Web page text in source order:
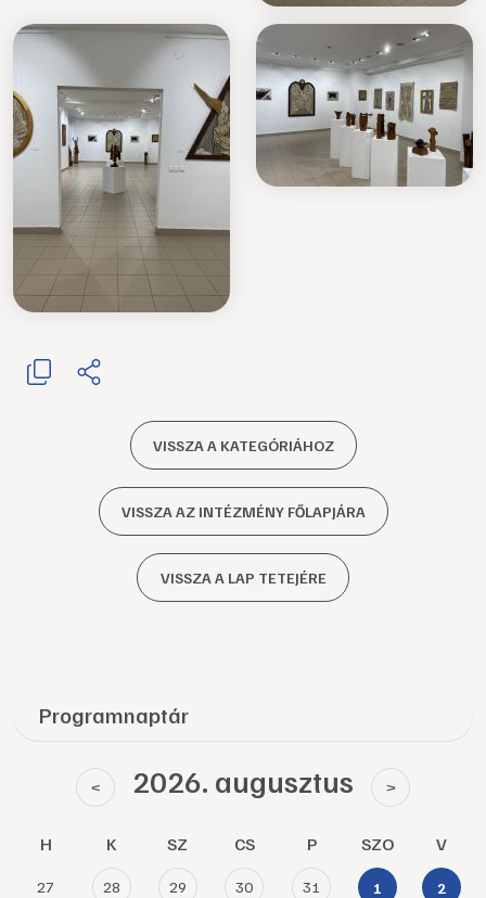
VISSZA A KATEGÓRIÁHOZ
VISSZA AZ INTÉZMÉNY FŐLAPJÁRA
VISSZA A LAP TETEJÉRE
Programnaptár
< 2026. augusztus >
H K SZ CS P SZO V
27 28 29 30 31 1 2